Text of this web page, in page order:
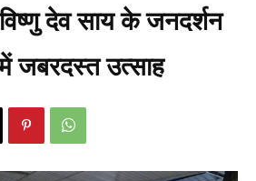
देव साय के जनदर्शन
जबरदस्त उत्साह